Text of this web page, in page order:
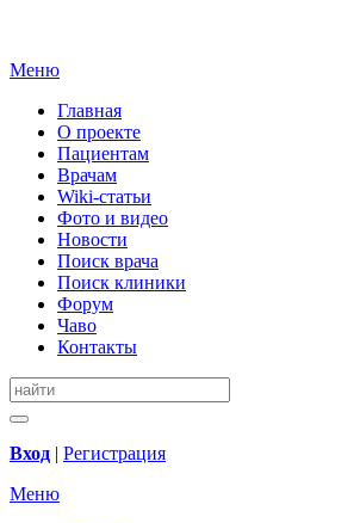
Меню
Главная
О проекте
Пациентам
Врачам
Wiki-статьи
Фото и видео
Новости
Поиск врача
Поиск клиники
Форум
Чаво
Контакты
Вход | Регистрация
Меню